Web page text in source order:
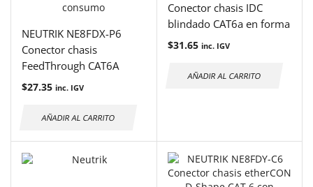
NEUTRIK NE8FDX-P6
Conector chasis
FeedThrough CAT6A
blindado PoE hasta
profesionales y
consumo
$27.35 inc. IGV
AÑADIR AL CARRITO
Conector chasis IDC
blindado CAT6a en forma
de D con tapa de sellado
$31.65 inc. IGV
AÑADIR AL CARRITO